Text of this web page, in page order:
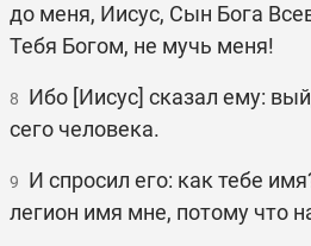
до меня, Иисус, Сын Бога
Тебя Богом, не мучь меня!
8 Ибо [Иисус] сказал ему:
сего человека.
9 И спросил его: как тебе
легион имя мне, потому что